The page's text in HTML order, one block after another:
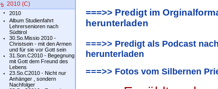
2010 (C)
2010
Album Studienfahrt
Lehrersenioren nach
Südtirol
30.So.Missio 2010 -
Christsein - mit den Armen
und für sie vor Gott sein
31.Son.C2010 - Begegnung
mit Gott dem Freund des
Lebens
23.So.C2010 - Nicht nur
Anhänger , sondern
Nachfolger
===>> Predigt im
herunterladen
===>> Predigt als Podcast
herunterladen
===>> Fotos vom Silbernen